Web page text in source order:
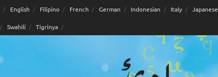
English Filipino French German Indonesian Italy Japanese
Swahili Tigrinya